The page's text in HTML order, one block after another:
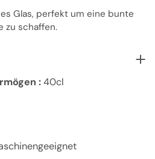
Glas, perfekt um eine bunte
zu schaffen.
:40cl